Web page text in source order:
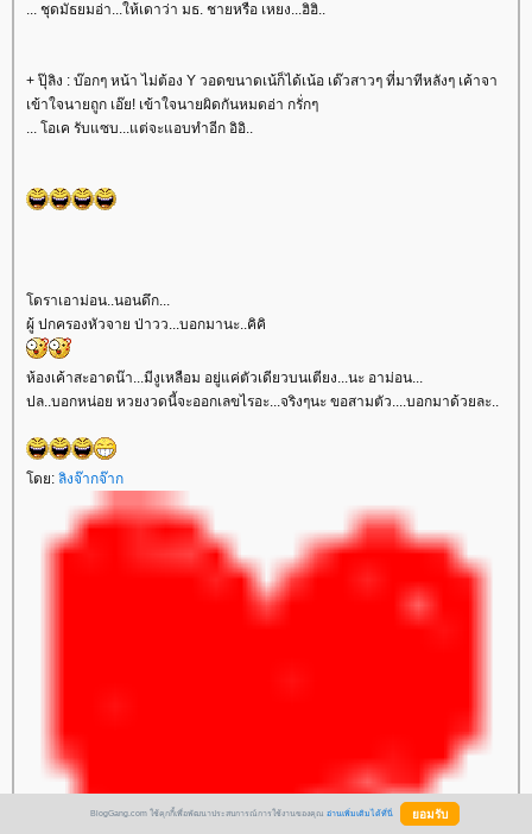
... ชุดมัธยมอ่า...ให้เดาว่า มธ. ชายหรือ เหยง...ฮิฮิ..
+ ปุ๊ลิง : บ๊อกๆ หน้า ไม่ต้อง Y วอดขนาดเน้ก็ได้เน้อ เด๊วสาวๆ ที่มาทีหลังๆ เค้าจา
เข้าใจนายถูก เอ๊ย! เข้าใจนายผิดกันหมดอ่า กรั่กๆ
... โอเค รับแซบ...แต่จะแอบทำอีก อิอิ..
โดราเอาม่อน..นอนดึก...
ผู้ ปกครองหัวจาย ป่าวว...บอกมานะ..คิคิ
ห้องเค้าสะอาดน๊า...มีงูเหลือม อยู่แค่ตัวเดียวบนเตียง...นะ อาม่อน...
ปล..บอกหน่อย หวยงวดนี้จะออกเลขไรอะ...จริงๆนะ ขอสามตัว....บอกมาด้วยละ..
โดย: ลิงจ๊ากจ๊าก
BlogGang.com ใช้คุกกี้เพื่อพัฒนาประสบการณ์การใช้งานของคุณ อ่านเพิ่มเติมได้ที่นี่